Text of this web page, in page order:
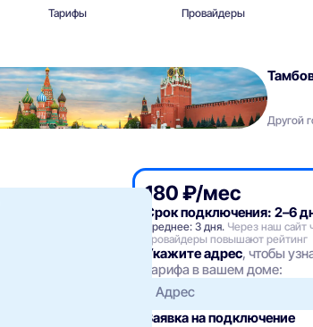
Тарифы Провайдеры
Другой
180 ₽/мес
Срок подключения: 2–6
Среднее: 3 дня. Через наш
провайдеры повышают рейтинг
Укажите адрес, чтобы
тарифа в вашем доме:
Адрес
Заявка на подключение